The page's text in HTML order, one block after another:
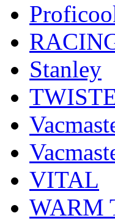
Stanley
VITAL
WARM